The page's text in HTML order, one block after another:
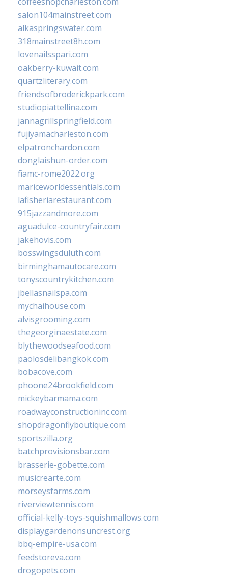
salon104mainstreet.com
alkaspringswater.com
318mainstreet8h.com
lovenailsspari.com
oakberry-kuwait.com
quartzliterary.com
friendsofbroderickpark.com
studiopiattellina.com
jannagrillspringfield.com
fujiyamacharleston.com
elpatronchardon.com
donglaishun-order.com
fiamc-rome2022.org
mariceworldessentials.com
lafisheriarestaurant.com
915jazzandmore.com
aguadulce-countryfair.com
jakehovis.com
bosswingsduluth.com
birminghamautocare.com
tonyscountrykitchen.com
jbellasnailspa.com
mychaihouse.com
alvisgrooming.com
thegeorginaestate.com
blythewoodseafood.com
paolosdelibangkok.com
bobacove.com
phoone24brookfield.com
mickeybarmama.com
roadwayconstructioninc.com
shopdragonflyboutique.com
sportszilla.org
batchprovisionsbar.com
brasserie-gobette.com
musicrearte.com
morseysfarms.com
riverviewtennis.com
official-kelly-toys-squishmallows.com
displaygardenonsuncrest.org
bbq-empire-usa.com
feedstoreva.com
drogopets.com